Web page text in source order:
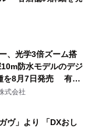
、光学3倍ズーム搭
防水モデルのデジ
を8月7日発売 有効
途別に選べるコンデ
式会社
ヴ」より 「DXおし